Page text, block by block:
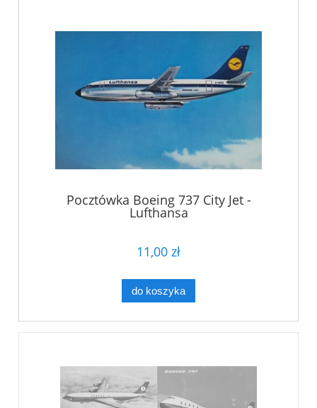
Pocztówka Boeing 737 City Jet -
Lufthansa
11,00 zł
do koszyka